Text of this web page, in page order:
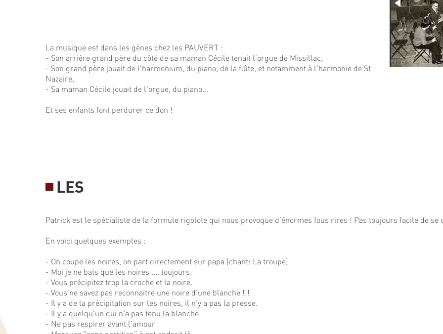
La musique est dans les gènes chez les PAUVERT :
- Son arrière grand père du côté de sa maman Cécile tenait l'orgue de Missillac,
- Son grand père jouait de l'harmonium, du piano, de la flûte, et notamment à l'harmonie de St
Nazaire,
- Sa maman Cécile jouait de l'orgue, du piano...
Et ses enfants font perdurer ce don !
LES
Patrick est le spécialiste de la formule rigolote qui nous provoque d'énormes fous rires ! Pas toujours facile de se
En voici quelques exemples :
- On coupe les noires, on part directement sur papa (chant: La troupe)
- Moi je ne bats que les noires .... toujours.
- Vous précipitez trop la croche et la noire.
- Vous ne savez pas reconnaitre une noire d'une blanche !!!
- Il y a de la précipitation sur les noires, il n'y a pas la presse.
- Il y a quelqu'un qui n'a pas tenu la blanche
- Ne pas respirer avant l'amour